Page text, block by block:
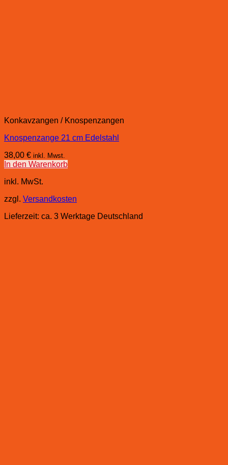
Konkavzangen / Knospenzangen
Knospenzange 21 cm Edelstahl
38,00 € inkl. Mwst.
In den Warenkorb
inkl. MwSt.
zzgl. Versandkosten
Lieferzeit: ca. 3 Werktage Deutschland